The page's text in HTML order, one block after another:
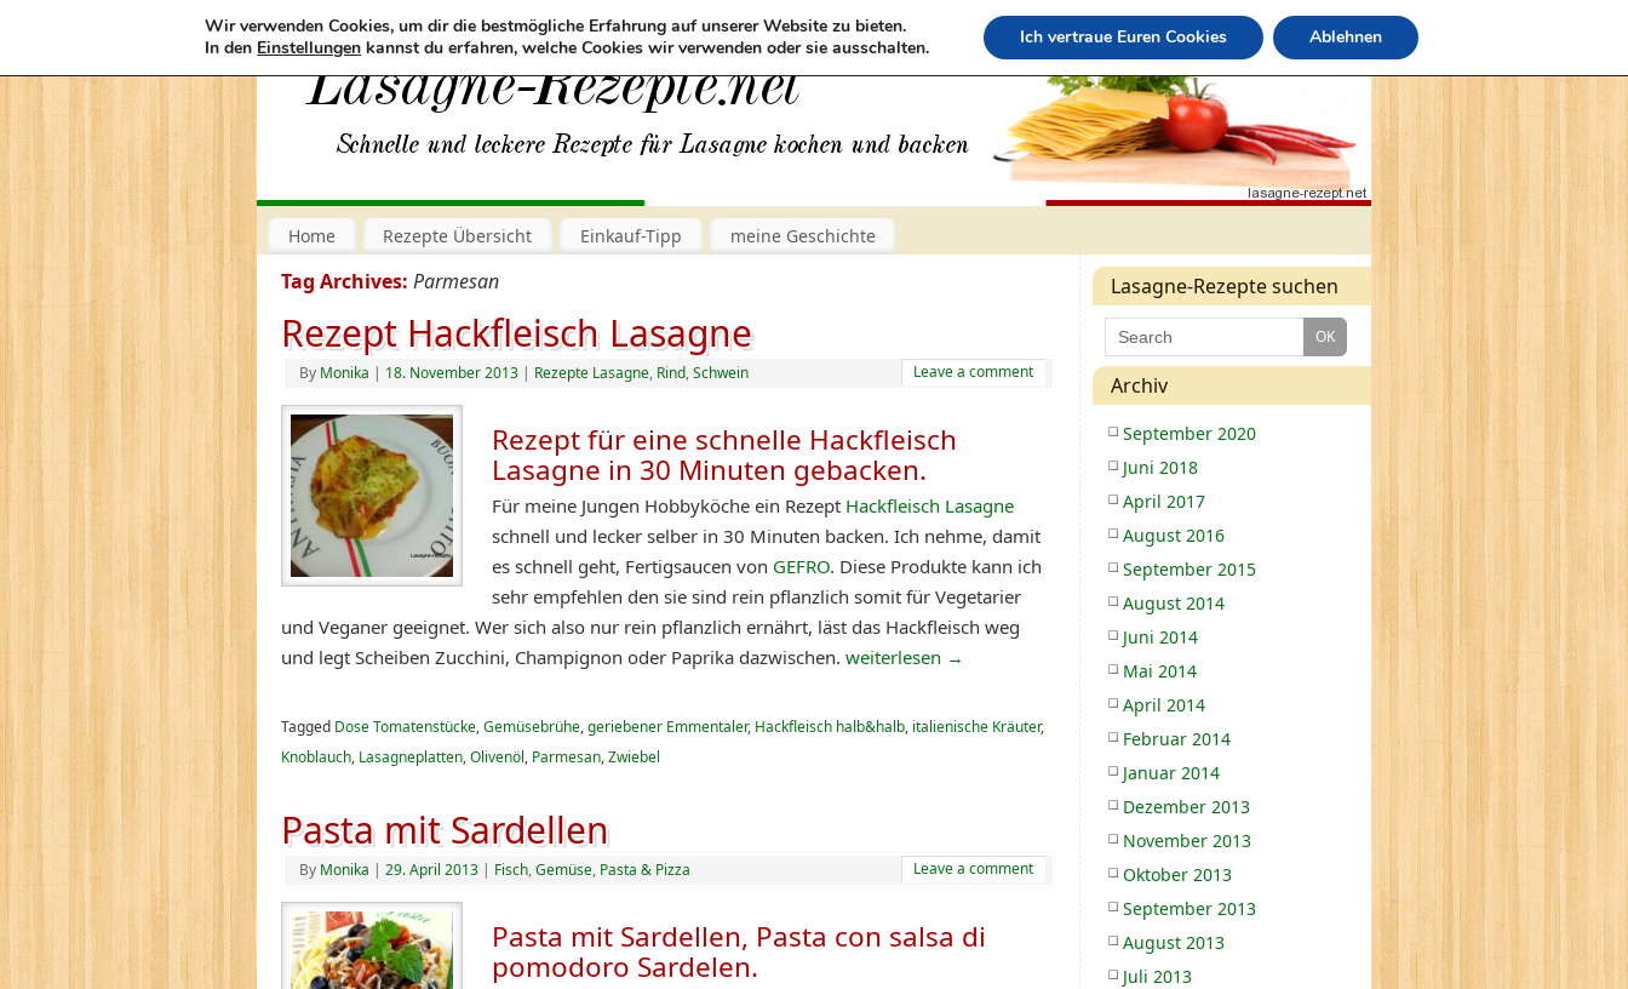
Home Rezepte Übersicht Einkauf-Tipp meine Geschichte
Tag Archives: Parmesan
Rezept Hackfleisch Lasagne
By Monika | 18. November 2013 | Rezepte Lasagne, Rind,Schwein Leave a comment
Rezept für eine schnelle Hackfleisch
Lasagne in 30 Minuten gebacken.
Für meine Jungen Hobbyköche ein Rezept Hackfleisch Lasagne
schnell und lecker selber in 30 Minuten backen. Ich nehme, damit
es schnell geht, Fertigsaucen von GEFRO. Diese Produkte kann ich
sehr empfehlen den sie sind rein pflanzlich somit für Vegetarier
und Veganer geeignet. Wer sich also nur rein pflanzlich ernährt, läst das Hackfleisch weg
und legt Scheiben Zucchini, Champignon oder Paprika dazwischen. weiterlesen →
Tagged Dose Tomatenstücke,Gemüsebrühe,geriebener Emmentaler, Hackfleisch halb&halb, italienische Kräuter,
Knoblauch, Lasagneplatten,Olivenöl, Parmesan,Zwiebel
Pasta mit Sardellen
By Monika | 29. April 2013 | Fisch,Gemüse, Pasta & Pizza Leave a comment
Pasta mit Sardellen, Pasta con salsa di
pomodoro Sardelen.
Lasagne-Rezepte suchen
Archiv
September 2020
Juni 2018
April 2017
August 2016
September 2015
August 2014
Juni 2014
Mai 2014
April 2014
Februar 2014
Januar 2014
Dezember 2013
November 2013
Oktober 2013
September 2013
August 2013
Juli 2013
Wir verwenden Cookies, um dir die bestmögliche Erfahrung auf unserer Website zu bieten.
In den Einstellungen kannst du erfahren, welche Cookies wir verwenden oder sie ausschalten. Ich vertraue Euren Cookies Ablehnen